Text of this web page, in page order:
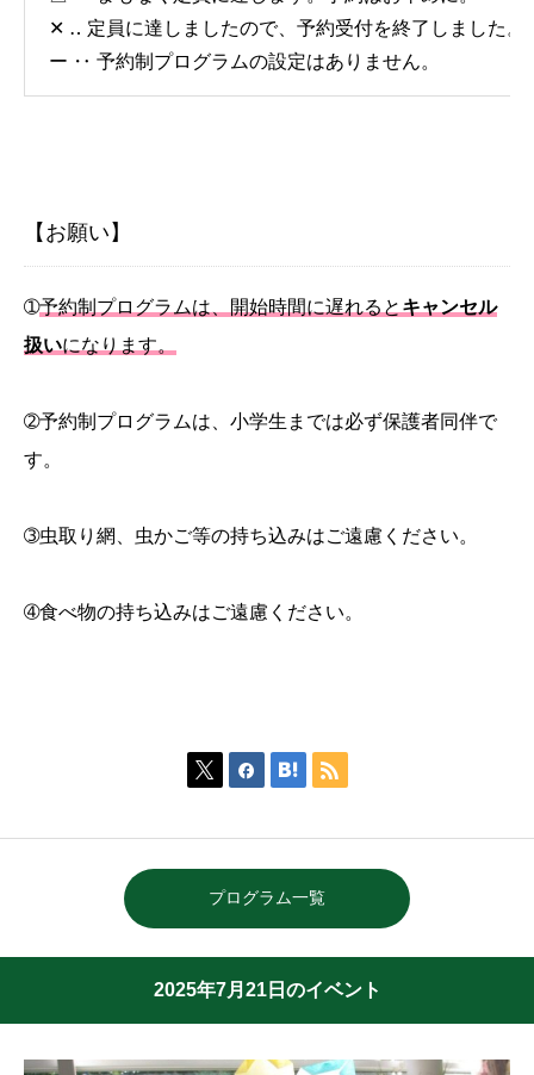
✕ ‥ 定員に達しましたので、予約受付を終了しました。
ー ‥ 予約制プログラムの設定はありません。
【お願い】
➀予約制プログラムは、開始時間に遅れると キャンセル
扱いになります。
➁予約制プログラムは、小学生までは必ず保護者同伴で
す。
➂虫取り網、虫かご等の持ち込みはご遠慮ください。
➃食べ物の持ち込みはご遠慮ください。
   
プログラム一覧
2025年7月21日のイベント